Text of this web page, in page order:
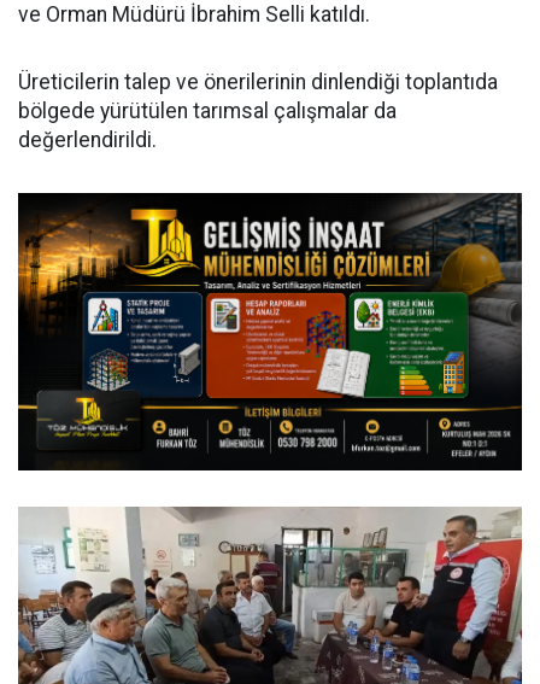
ve Orman Müdürü İbrahim Selli katıldı.
Üreticilerin talep ve önerilerinin dinlendiği toplantıda
bölgede yürütülen tarımsal çalışmalar da
değerlendirildi.